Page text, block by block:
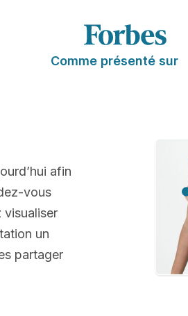
Comme présenté sur
afin
vous
visualiser
un
partager